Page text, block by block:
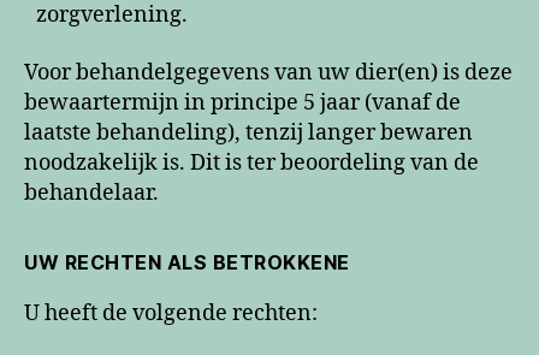
zorgverlening.
Voor behandelgegevens van uw dier(en) is deze
bewaartermijn in principe 5 jaar (vanaf de
laatste behandeling), tenzij langer bewaren
noodzakelijk is. Dit is ter beoordeling van de
behandelaar.
UW RECHTEN ALS BETROKKENE
U heeft de volgende rechten: